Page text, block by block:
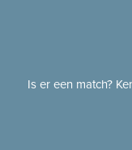
Is er een match?